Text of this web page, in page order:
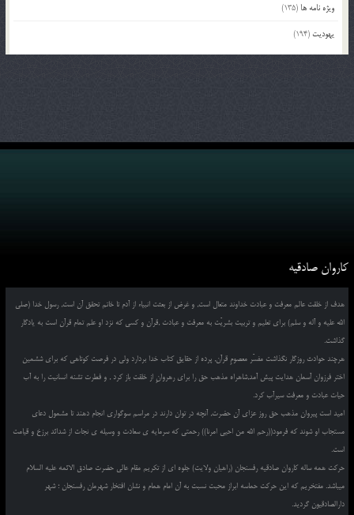
ویژه نامه ها (135)
یهودیت (194)
کاروان صادقیه
هدف از خلقت عالم معرفت و عبادت خداوند متعال است, و غرض از بعثت انبیاء از آدم تا خاتم تحقق آن است, رسول خدا (صلی
الله علیه و آله و سلم) برای تعلیم و تربیت بشریّت به معرفت و عبادت ,قرآن و کسی که نزد او علم تمام قرآن است به یادگار
گذاشت.
هرچند حوادث روزگار نگذاشت مفسّر معصومِ قرآن, پرده از حقایق کتاب خدا بردارد ولی در فرصت کوتاهی که برای ششمین
اختر فرزوان آسمان هدایت پیش آمد,شاهراه مذهب حق را برای رهروانِ از خلقت باز کرد , و فطرت تشنه انسانیت را به آب
حیات عبادت و معرفت سیرآب کرد.
امید است پیروان مذهب حق روز عزای آن حضرت, آنچه در توان دارند در مراسم سوگواری انجام دهند تا مشمول دعای
مستجاب او شوند که فرمود((رحم الله من احیی امرنا)) رحمتی که سرمایه ی سعادت و وسیله ی نجات از شدائد برزخ و قیامت
است.
حرکت همه ساله کاروان صادقیه رفسنجان (راهیان ولایت) جلوه ای از تکریم مقام عالی حضرت صادق الائمه علیه السلام
میباشد. مفتخریم که این حرکت حماسه ابراز محبت نسبت به آن امام همام و نشان افتخار شهرمان رفسنجان ؛ شهر
دارالصادقیون گردید.